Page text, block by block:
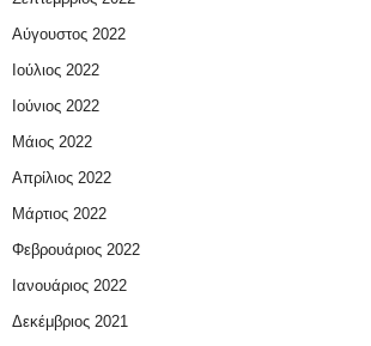
Αύγουστος 2022
Ιούλιος 2022
Ιούνιος 2022
Μάιος 2022
Απρίλιος 2022
Μάρτιος 2022
Φεβρουάριος 2022
Ιανουάριος 2022
Δεκέμβριος 2021